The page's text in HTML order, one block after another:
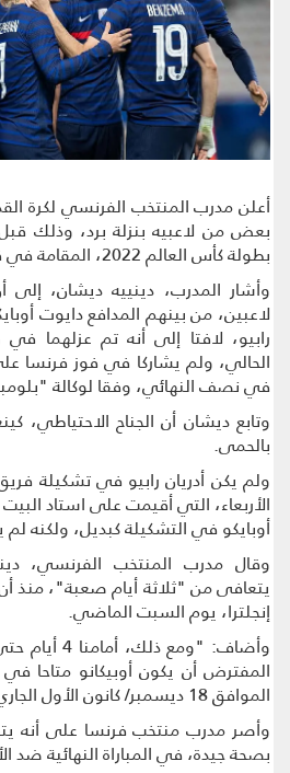
أعلن مدرب المنتخب الفرنسي لكرة
بطولة كأس العالم 2022، المقامة في قطر، يوم الأحد المقبل.‏
لاعبين، من بينهم المدافع دايوت
رابيو، لافتا إلى أنه تم عزلهما
الحالي، ولم يشاركا في فوز فرنسا
في نصف النهائي، وفقا لوكالة
وتابع ديشان أن الجناح الاحتياطي،
بالحمى.
ولم يكن أدريان رابيو في تشكيلة
الأربعاء، التي أقيمت على استاد
أوبايكو في التشكيلة كبديل، ولكنه
وقال مدرب المنتخب الفرنسي،
يتعافى من "ثلاثة أيام صعبة"، منذ
إنجلترا، يوم السبت الماضي.
وأضاف: "ومع
المفترض أن يكون أوبيكانو متاحا
الموافق 18 ديسمبر/ كانون الأول الجاري".
وأصر مدرب منتخب فرنسا على أنه
بصحة جيدة، في المباراة النهائية ضد